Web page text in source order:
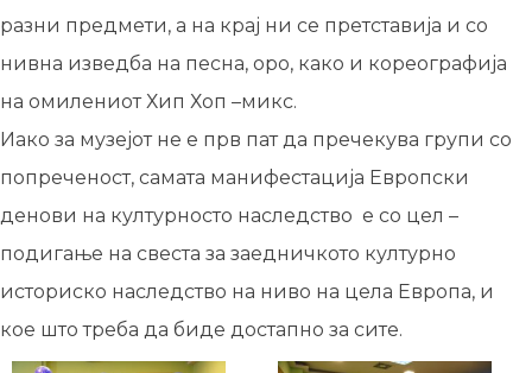
разни предмети, а на крај ни се претставија и со
нивна изведба на песна, оро, како и кореографија
на омилениот Хип Хоп –микс.
Иако за музејот не е прв пат да пречекува групи со
попреченост, самата манифестација Европски
денови на културносто наследство е со цел –
подигање на свеста за заедничкото културно
историско наследство на ниво на цела Европа, и
кое што треба да биде достапно за сите.